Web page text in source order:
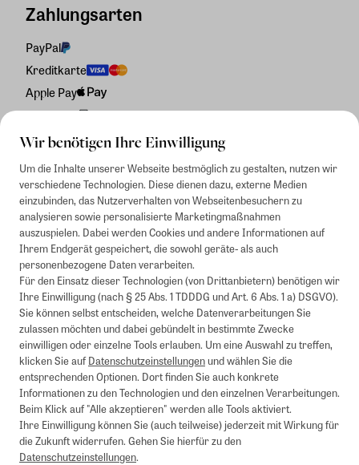
Wir benötigen Ihre Einwilligung
Um die Inhalte unserer Webseite bestmöglich zu gestalten, nutzen wir
verschiedene Technologien. Diese dienen dazu, externe Medien
einzubinden, das Nutzerverhalten von Webseitenbesuchern zu
analysieren sowie personalisierte Marketingmaßnahmen
auszuspielen. Dabei werden Cookies und andere Informationen auf
Ihrem Endgerät gespeichert, die sowohl geräte- als auch
personenbezogene Daten verarbeiten.
Für den Einsatz dieser Technologien (von Drittanbietern) benötigen wir
Ihre Einwilligung (nach § 25 Abs. 1 TDDDG und Art. 6 Abs. 1 a) DSGVO).
Sie können selbst entscheiden, welche Datenverarbeitungen Sie
zulassen möchten und dabei gebündelt in bestimmte Zwecke
einwilligen oder einzelne Tools erlauben. Um eine Auswahl zu treffen,
klicken Sie aufDatenschutzeinstellungenund wählen Sie die
entsprechenden Optionen. Dort finden Sie auch konkrete
Informationen zu den Technologien und den einzelnen Verarbeitungen.
Beim Klick auf "Alle akzeptieren" werden alle Tools aktiviert.
Ihre Einwilligung können Sie (auch teilweise) jederzeit mit Wirkung für
die Zukunft widerrufen. Gehen Sie hierfür zu den
Datenschutzeinstellungen.
Zahlungsarten
PayPal
Kreditkarte
Apple Pay
Rechnung